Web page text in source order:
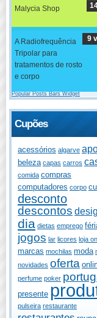
Malycia Shop
A Radiofrequência
Tripolar para
tratamentos de rosto
e corpo
9
Popular Posts Bars Widget
Cupões
acessórios algarve
beleza capas carros
comida compras
computadores corpo
desconto
descontos
dia dietas emprego
jogos lar licores loja
marcas mochilas moda
novidades oferta
perfume poker
presente
pulseira restaurante